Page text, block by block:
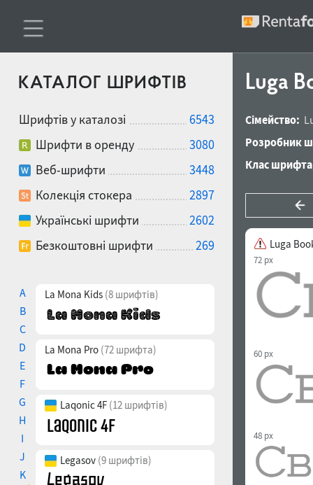
КАТАЛОГ ШРИФТІВ
Шрифтів у каталозі
6543
Шрифти в оренду
3080
Веб-шрифти
3448
Колекція стокера
2897
Українські шрифти
2602
Безкоштовні шрифти
269
A
B
C
D
E
F
G
H
I
J
K
La Mona Kids (8 шрифтів)
La Mona Pro (72 шрифта)
Laqonic 4F (12 шрифтів)
Legasov (9 шрифтів)
Luga
Сімейство:
Розробник
Клас
Luga
72 px
60 px
48 px